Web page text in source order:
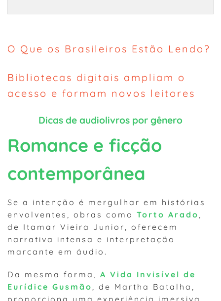
O Que os Brasileiros Estão Lendo?
Bibliotecas digitais ampliam o
acesso e formam novos leitores
Dicas de audiolivros por gênero
Romance e ficção
contemporânea
Se a intenção é mergulhar em histórias
envolventes, obras como Torto Arado,
de Itamar Vieira Junior, oferecem
narrativa intensa e interpretação
marcante em áudio.
Da mesma forma, A Vida Invisível de
Eurídice Gusmão
, de Martha Batalha,
proporciona uma experiência imersiva,